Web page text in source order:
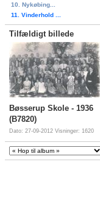
10. Nykøbing...
11. Vinderhold ...
Tilfældigt billede
Bøsserup Skole - 1936
(B7820)
Dato: 27-09-2012 Visninger: 1620